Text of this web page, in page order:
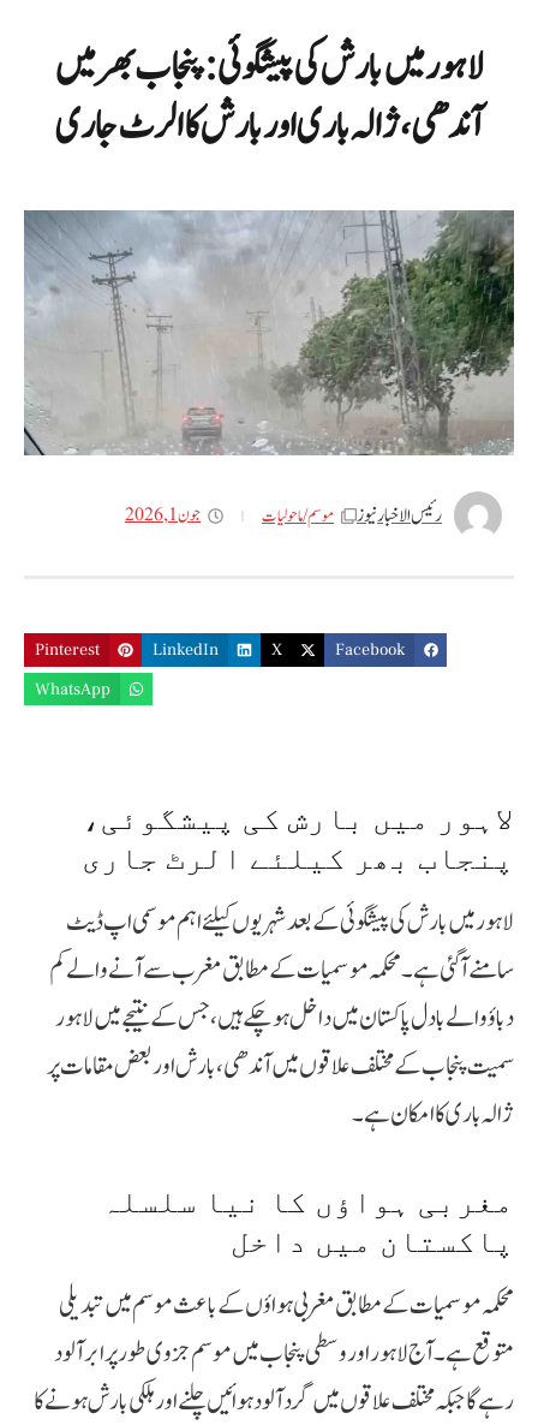
لاہور میں بارش کی پیشگوئی: پنجاب بھر میں
آندھی، ژالہ باری اور بارش کا الرٹ جاری
رئیس الاخبار نیوز موسم / ما حولیات جون 1, 2026
Facebook
X
LinkedIn
Pinterest
WhatsApp
لاہور میں بارش کی پیشگوئی،
پنجاب بھر کیلئے الرٹ جاری
لاہور میں بارش کی پیشگوئی کے بعد شہریوں کیلئے اہم موسمی اپ ڈیٹ
سامنے آگئی ہے۔ محکمہ موسمیات کے مطابق مغرب سے آنے والے کم
دباؤ والے بادل پاکستان میں داخل ہو چکے ہیں، جس کے نتیجے میں لاہور
سمیت پنجاب کے مختلف علاقوں میں آندھی، بارش اور بعض مقامات پر
ژالہ باری کا امکان ہے۔
مغربی ہواؤں کا نیا سلسلہ
پاکستان میں داخل
محکمہ موسمیات کے مطابق مغربی ہواؤں کے باعث موسم میں تبدیلی
متوقع ہے۔ آج لاہور اور وسطی پنجاب میں موسم جزوی طور پر ابر آلود
رہے گا جبکہ مختلف علاقوں میں گرد آلود ہوائیں چلنے اور ہلکی بارش ہونے کا